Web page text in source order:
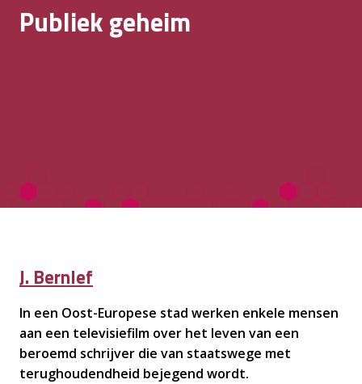
Publiek geheim
J. Bernlef
In een Oost-Europese stad werken enkele mensen
aan een televisiefilm over het leven van een
beroemd schrijver die van staatswege met
terughoudendheid bejegend wordt.